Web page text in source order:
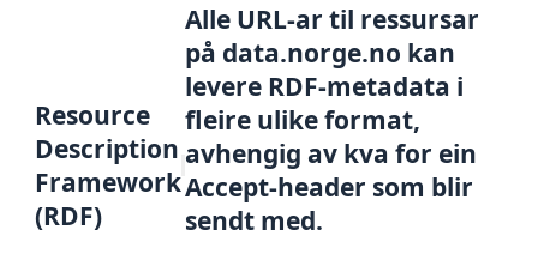
Resource
Description
Framework
(RDF)
Alle URL-ar til ressursar
på data.norge.no kan
levere RDF-metadata i
fleire ulike format,
avhengig av kva for ein
Accept-header som blir
sendt med.